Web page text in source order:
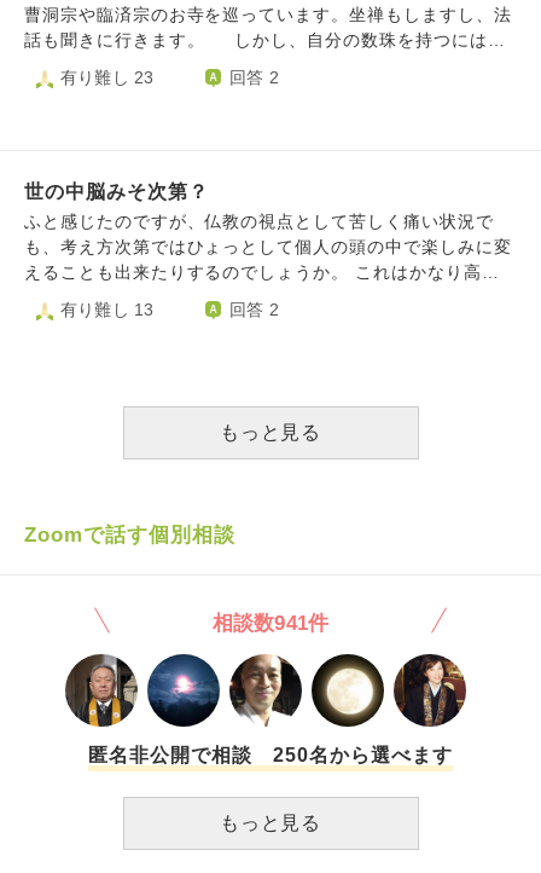
か？ 既存の曲をやりやすくアレンジもしようと思えばでき
ましょうが我流は抵抗があります。 追伸 各流派は大和
がないのでどうせなら共通でわかりやすいものを残してくれ
曹洞宗や臨済宗のお寺を巡っています。坐禅もしますし、法
話も聞きに行きます。 しかし、自分の数珠を持つには、
やはり浄土真宗のものでなければならないのですか？ ま
た、持つなら宗派ごとに形が違う本式？それとも宗派を跨っ
有り難し 23 回答 2
世の中脳みそ次第？
ふと感じたのですが、仏教の視点として苦しく痛い状況で
も、考え方次第ではひょっとして個人の頭の中で楽しみに変
えることも出来たりするのでしょうか。 これはかなり高度
な修行をしないとかもですが、極端に言えば「たとえ歴史上
ある苦痛を与えるもの」を受けるハメになったとしてもで
有り難し 13 回答 2
もっと見る
Zoomで話す個別相談
相談数941件
匿名非公開で相談 250名から選べます
もっと見る